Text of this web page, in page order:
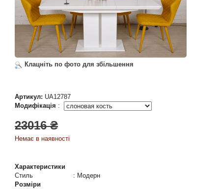
Клацніть по фото для збільшення
Артикул: UA12787
Модифікація :
23016 ₴
Немає в наявності
Характеристики
Стиль
: Модерн
Розміри